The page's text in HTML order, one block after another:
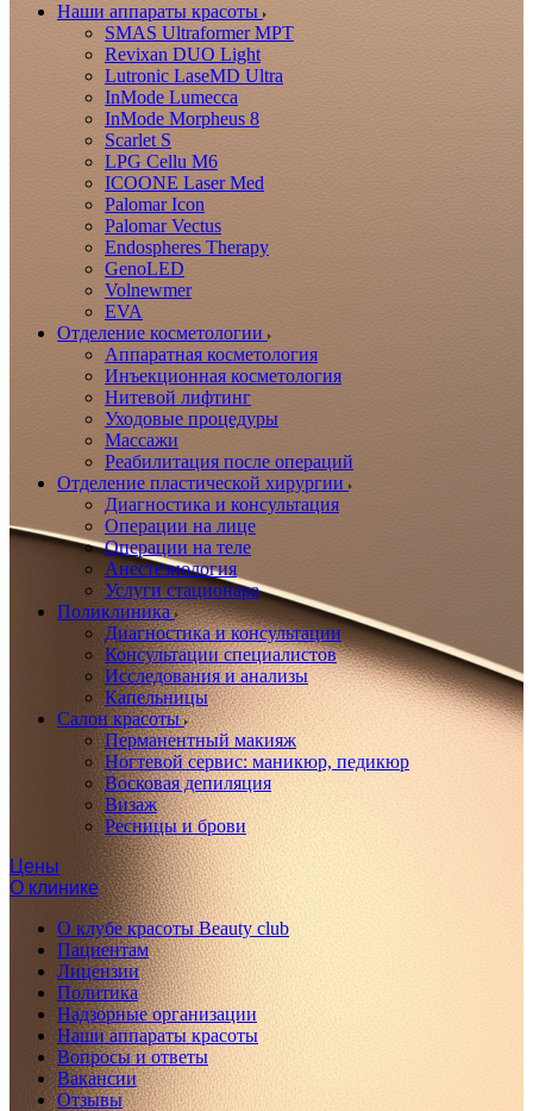
Наши аппараты красоты
SMAS Ultraformer MPT
Revixan DUO Light
Lutronic LaseMD Ultra
InMode Lumecca
InMode Morpheus 8
Scarlet S
LPG Cellu M6
ICOONE Laser Med
Palomar Icon
Palomar Vectus
Endospheres Therapy
GenoLED
Volnewmer
EVA
Отделение косметологии
Аппаратная косметология
Инъекционная косметология
Нитевой лифтинг
Уходовые процедуры
Массажи
Реабилитация после операций
Отделение пластической хирургии
Диагностика и консультация
Операции на лице
Операции на теле
Анестезиология
Услуги стационара
Поликлиника
Диагностика и консультации
Консультации специалистов
Исследования и анализы
Капельницы
Салон красоты
Перманентный макияж
Ногтевой сервис: маникюр, педикюр
Восковая депиляция
Визаж
Ресницы и брови
Цены
О клинике
О клубе красоты Beauty club
Пациентам
Лицензии
Политика
Надзорные организации
Наши аппараты красоты
Вопросы и ответы
Вакансии
Отзывы